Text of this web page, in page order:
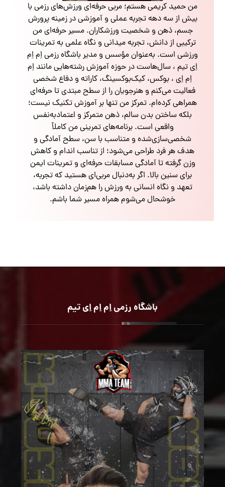
من حمید کریمی هستم؛ مربی حرفه‌ای ورزش‌های رزمی با
بیش از سه دهه تجربه عملی و آموزشی در زمینه پرورش
جسم، ذهن و شخصیت ورزشکاران. مسیر حرفه‌ای من
ترکیبی از دانش، تجربه میدانی و نگاه علمی به تمرینات
ورزشی است. به‌عنوان مؤسس و مدیر باشگاه رزمی اِم اِم
اِی تیم ، سال‌هاست در حوزه آموزش رشته‌هایی مانند اِم
اِم اِی ، بوکس، کیک‌بوکسینگ، کاراته و دفاع شخصی
فعالیت می‌کنم و هنرجویان را از سطح مبتدی تا حرفه‌ای
همراهی کرده‌ام. تمرکز من تنها بر آموزش تکنیک نیست؛
بلکه ساختن بدن سالم، ذهن متمرکز و اعتمادبه‌نفس
واقعی است. برنامه‌های تمرینی من کاملاً
شخصی‌سازی‌شده و متناسب با سن، سطح آمادگی و
هدف هر فرد طراحی می‌شود؛ از تناسب اندام و کاهش
وزن گرفته تا آمادگی مسابقات حرفه‌ای و تمرینات ایمن
برای سنین بالا. اگر به‌دنبال مربی‌ای هستید که تجربه،
تعهد و نگاه انسانی به ورزش را هم‌زمان داشته باشد،
خوشحال می‌شوم همراه مسیر شما باشم.
باشگاه رزمی اِم اِم اِی تیم